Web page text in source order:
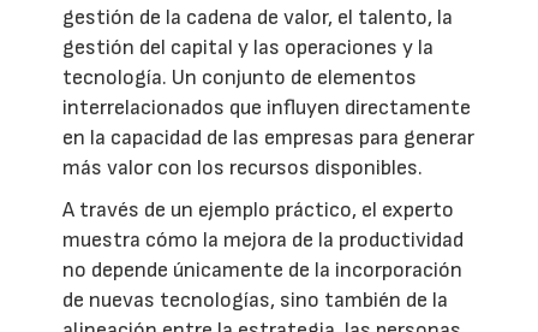
gestión de la cadena de valor, el talento, la
gestión del capital y las operaciones y la
tecnología. Un conjunto de elementos
interrelacionados que influyen directamente
en la capacidad de las empresas para generar
más valor con los recursos disponibles.
A través de un ejemplo práctico, el experto
muestra cómo la mejora de la productividad
no depende únicamente de la incorporación
de nuevas tecnologías, sino también de la